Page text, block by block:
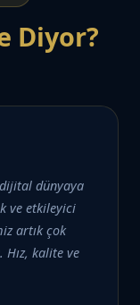
Diyor?
dijital dünyaya
ve etkileyici
artık çok
kalite ve